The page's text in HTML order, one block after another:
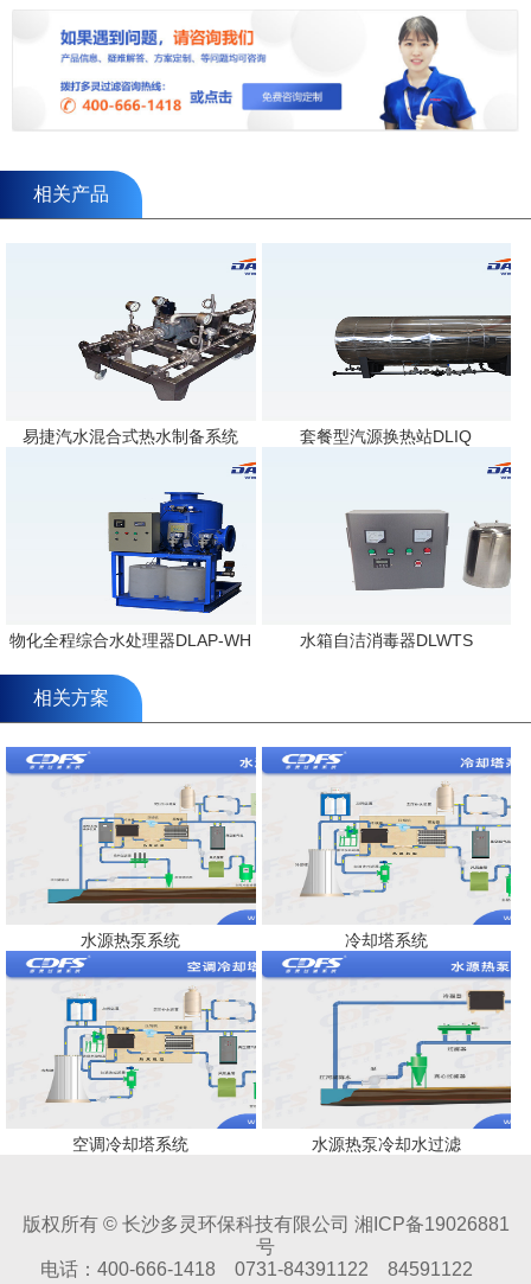
相关产品
易捷汽水混合式热水制备系统 套餐型汽源换热站DLIQ
物化全程综合水处理器DLAP-WH 水箱自洁消毒器DLWTS
相关方案
水源热泵系统 冷却塔系统
空调冷却塔系统 水源热泵冷却水过滤
版权所有 © 长沙多灵环保科技有限公司 湘ICP备19026881
号
电话：400-666-1418 0731-84391122 84591122